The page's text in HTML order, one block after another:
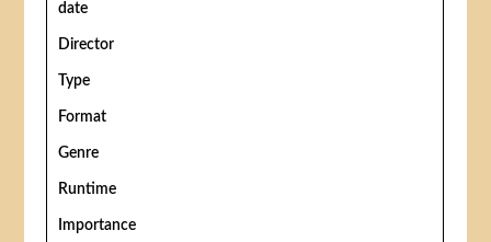
date
Director
Type
Format
Genre
Runtime
Importance